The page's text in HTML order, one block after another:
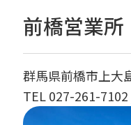
前橋営業所
群馬県前橋市上大
TEL 027-261-7102